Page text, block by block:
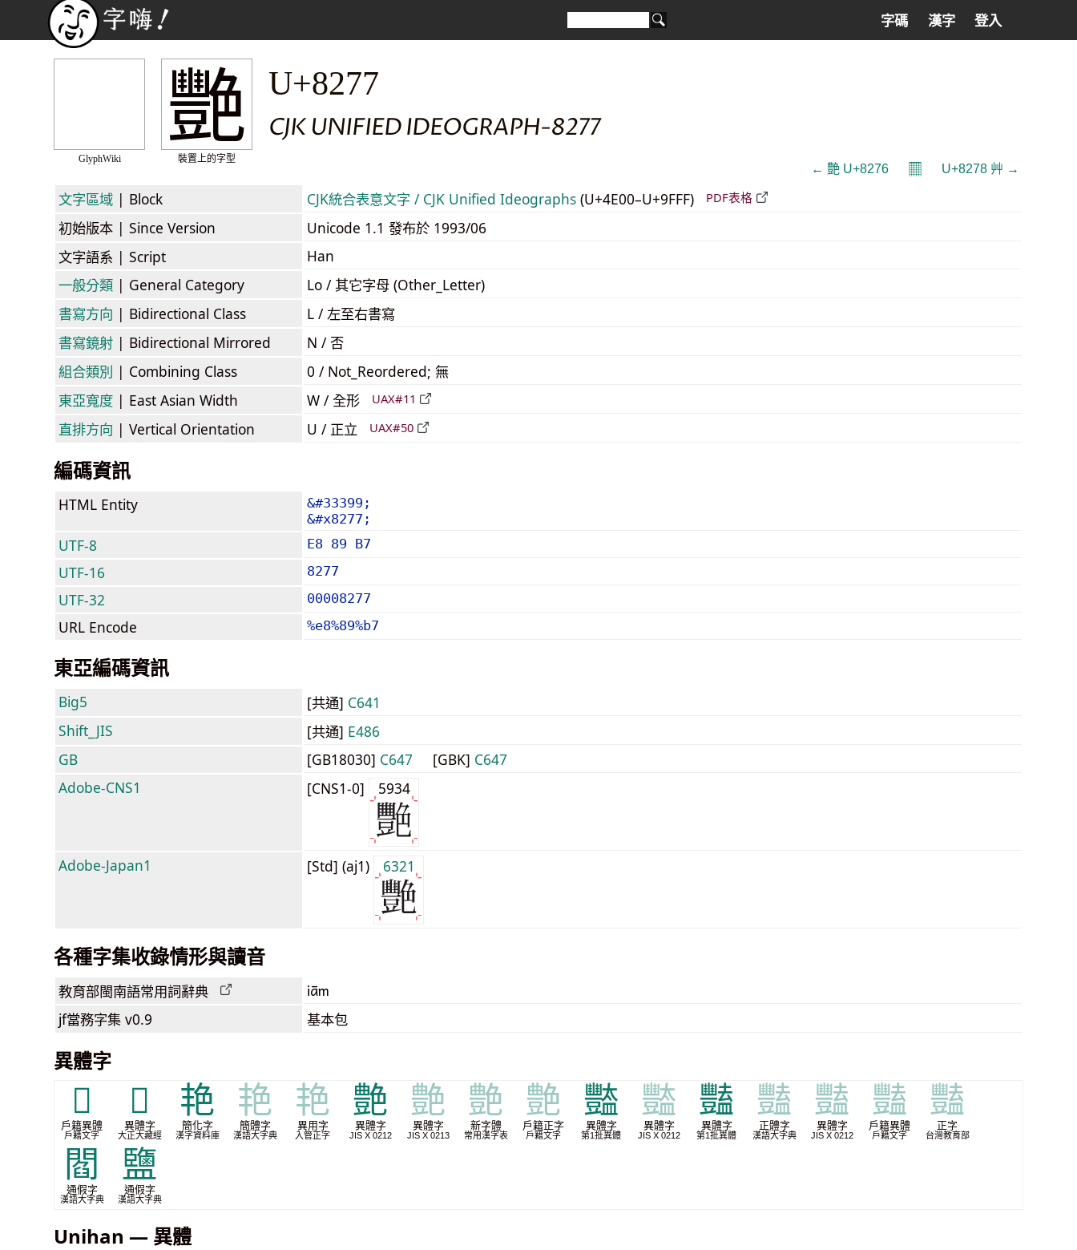
字碼 漢字 登入
GlyphWiki
艷
裝置上的字型
U+8277
CJK UNIFIED IDEOGRAPH-8277
← 艶 U+8276 𝄜 U+8278 艸 →
文字區域 | Block CJK統合表意文字 / CJK Unified Ideographs (U+4E00–U+9FFF) PDF表格
初始版本 | Since Version
Unicode 1.1 發布於 1993/06
文字語系 | Script
Han
一般分類 | General Category
Lo / 其它字母 (Other_Letter)
書寫方向 | Bidirectional Class
L / 左至右書寫
書寫鏡射 | Bidirectional Mirrored
N / 否
組合類別 | Combining Class
0 / Not_Reordered; 無
東亞寬度 | East Asian Width W / 全形 UAX#11
直排方向 | Vertical Orientation U / 正立 UAX#50
編碼資訊
HTML Entity
&#33399;
&#x8277;
UTF-8 E8 89 B7
UTF-16 8277
UTF-32 00008277
URL Encode %e8%89%b7
東亞編碼資訊
Big5 [共通] C641
Shift_JIS
[共通] E486
GB
[GB18030] C647 [GBK] C647
Adobe-CNS1
[CNS1-0] 5934
Adobe-Japan1 [Std] (aj1) 6321
各種字集收錄情形與讀音
教育部閩南語常用詞辭典 iām
jf當務字集 v0.9 基本包
異體字
𡤸
戶籍異體
戶籍文字
𰶣
異體字
大正大藏經
艳
簡化字
漢字資料庫
艳
簡體字
漢語大字典
艳
異用字
入管正字
艶
異體字
JIS X 0212
艶
異體字
JIS X 0213
艶
新字體
常用漢字表
艶
戶籍正字
戶籍文字
豓
異體字
第1批異體
豓
異體字
JIS X 0212
豔
異體字
第1批異體
豔
正體字
漢語大字典
豔
異體字
JIS X 0212
豔
戶籍異體
戶籍文字
豔
正字
台灣教育部
閻
通假字
漢語大字典
鹽
通假字
漢語大字典
Unihan — 異體